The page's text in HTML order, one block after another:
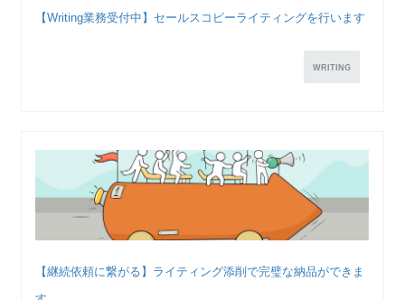
【Writing業務受付中】セールスコピーライティングを行います
WRITING
【継続依頼に繋がる】ライティング添削で完璧な納品ができま